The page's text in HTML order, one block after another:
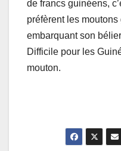
de francs guinéens,
préfèrent les
embarquant son
Difficile pour les
mouton.